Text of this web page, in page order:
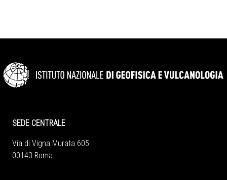
SEDE CENTRALE
Via di Vigna Murata 605
00143 Roma